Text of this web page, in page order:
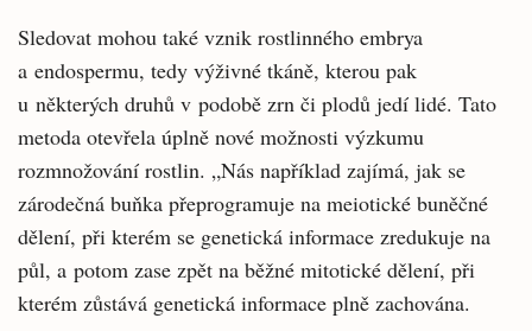
Sledovat mohou také vznik rostlinného embrya
a endospermu, tedy výživné tkáně, kterou pak
u některých druhů v podobě zrn či plodů jedí lidé. Tato
metoda otevřela úplně nové možnosti výzkumu
rozmnožování rostlin. „Nás například zajímá, jak se
zárodečná buňka přeprogramuje na meiotické buněčné
dělení, při kterém se genetická informace zredukuje na
půl, a potom zase zpět na běžné mitotické dělení, při
kterém zůstává genetická informace plně zachována.